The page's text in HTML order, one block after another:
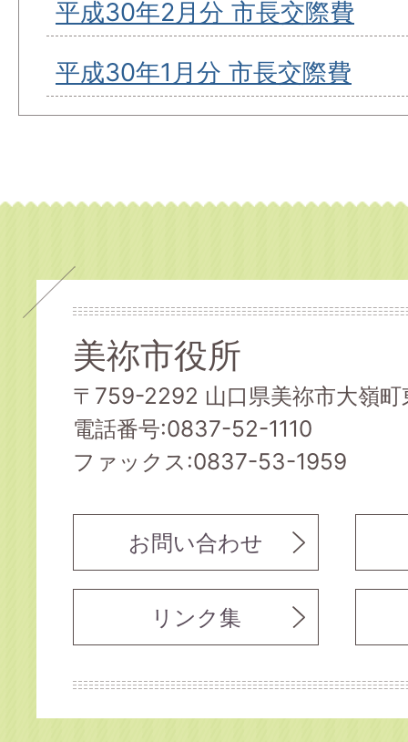
平成30年2月分 市長交際費
平成30年1月分 市長交際費
美祢市役所
〒759-2292 山口県美祢市大嶺
電話番号:0837-52-1110
ファックス:0837-53-1959
お問い合わせ
リンク集